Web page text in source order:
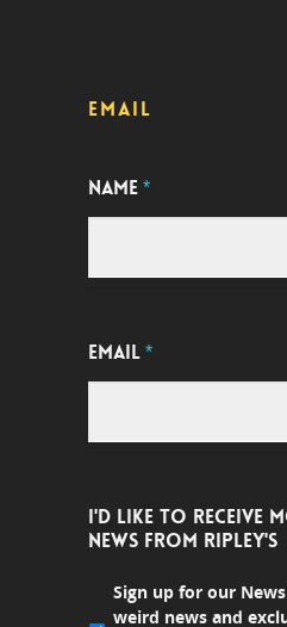
EMAIL
NAME*
EMAIL*
I'D LIKE TO RECEIVE
NEWS FROM RIPLEY'S
Sign up for our
weird news and